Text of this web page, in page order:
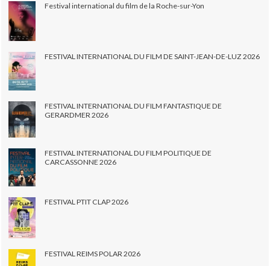
Festival international du film de la Roche-sur-Yon
FESTIVAL INTERNATIONAL DU FILM DE SAINT-JEAN-DE-LUZ 2026
FESTIVAL INTERNATIONAL DU FILM FANTASTIQUE DE
GERARDMER 2026
FESTIVAL INTERNATIONAL DU FILM POLITIQUE DE
CARCASSONNE 2026
FESTIVAL PTIT CLAP 2026
FESTIVAL REIMS POLAR 2026